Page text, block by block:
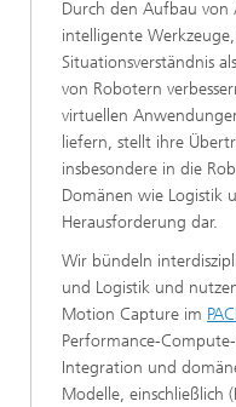
Durch den Aufbau von
intelligente
Situationsverständnis
von Robotern
virtuellen
liefern, stellt ihre
insbesondere in die
Domänen wie Logistik
Herausforderung dar.
Wir bündeln
und Logistik und
Motion Capture im
Performance-
Integration und
Modelle, einschließlich